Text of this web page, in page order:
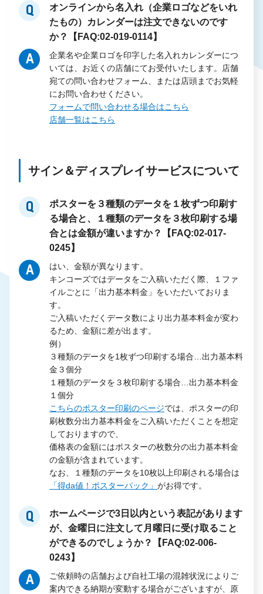
Q
オンラインから名入れ（企業ロゴなどをいれ
たもの）カレンダーは注文できないのです
か？【FAQ:02-019-0114】
A
企業名や企業ロゴを印字した名入れカレンダーにつ
いては、お近くの店舗にてお受付いたします。店舗
宛ての問い合わせフォーム、または店頭までお気軽
にお問い合わせください。
フォームで問い合わせる場合はこちら
店舗一覧はこちら
サイン＆ディスプレイサービスについて
Q
ポスターを３種類のデータを１枚ずつ印刷す
る場合と、１種類のデータを３枚印刷する場
合とは金額が違いますか？【FAQ:02-017-
0245】
A
はい、金額が異なります。
キンコーズではデータをご入稿いただく際、１ファ
イルごとに「出力基本料金」をいただいておりま
す。
ご入稿いただくデータ数により出力基本料金が変わ
るため、金額に差が出ます。
例）
３種類のデータを1枚ずつ印刷する場合…出力基本料
金３個分
１種類のデータを３枚印刷する場合…出力基本料金
１個分
こちらのポスター印刷のページでは、ポスターの印
刷枚数分出力基本料金をご入稿いただくことを想定
しておりますので、
価格表の金額にはポスターの枚数分の出力基本料金
の金額が含まれています。
なお、１種類のデータを10枚以上印刷される場合は
「得da値！ポスターパック」 がお得です。
Q
ホームページで3日以内という表記があります
が、金曜日に注文して月曜日に受け取ること
ができるのでしょうか？【FAQ:02-006-
0243】
A
ご依頼時の店舗および自社工場の混雑状況によりご
案内できる納期が変動する場合がございますが、原